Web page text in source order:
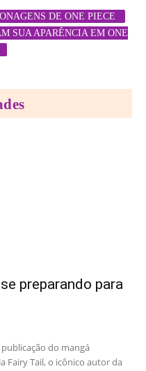
DE ONE PIECE
SUA APARÊNCIA EM ONE
preparando para
do mangá
Fairy Tail, o icônico autor da